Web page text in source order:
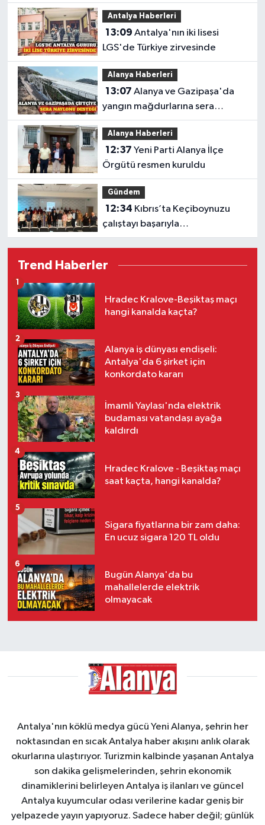
Antalya Haberleri
13:09
LGS'de Türkiye zirvesinde
Alanya Haberleri
13:07
yangın mağdurlarına sera
naylonu
Alanya Haberleri
12:37
Örgütü resmen kuruldu
Gündem
12:34
çalıştayı başarıyla
gerçekleştirildi
Trend Haberler
Hradec Kralove-Beşiktaş maçı
hangi kanalda kaçta?
1
Alanya iş dünyası endişeli:
Antalya'da 6 şirket için
konkordato kararı
2
İmamlı Yaylası'nda elektrik
budaması vatandaşı ayağa
kaldırdı
3
Hradec Kralove - Beşiktaş maçı
saat kaçta, hangi kanalda?
4
Sigara fiyatlarına bir zam daha:
En ucuz sigara 120 TL oldu
5
Bugün Alanya'da bu
mahallelerde elektrik
olmayacak
6
Antalya'nın köklü medya gücü Yeni Alanya, şehrin her
noktasından en sıcak Antalya haber akışını anlık olarak
okurlarına ulaştırıyor. Turizmin kalbinde yaşanan Antalya
son dakika gelişmelerinden, şehrin ekonomik
dinamiklerini belirleyen Antalya iş ilanları ve güncel
Antalya kuyumcular odası verilerine kadar geniş bir
yelpazede yayın yapıyoruz. Sadece haber değil; günlük